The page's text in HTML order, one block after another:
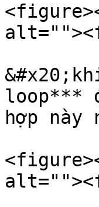
loop***
hợp này